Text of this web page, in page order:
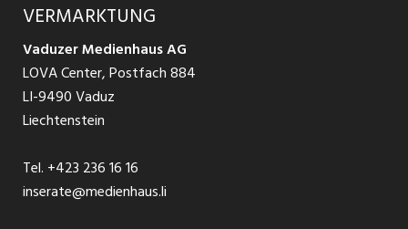
Jobs in St. Gallen
Jobs in Glarus
Jobs in der Südostschweiz
Temporär Jobs
Schnittstelle
Ratgeber Bewerbung / Rekrutierung
AGB
Datenschutzbestimmungen
Nutzungsbedingungen
Impressum
VERMARKTUNG
Vaduzer Medienhaus AG
LOVA Center, Postfach 884
LI-9490 Vaduz
Liechtenstein
Tel. +423 236 16 16
inserate@medienhaus.li